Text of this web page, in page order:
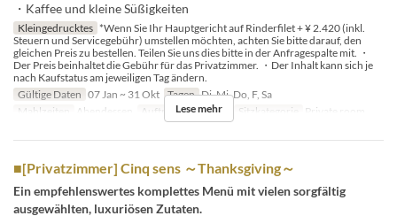
・Kaffee und kleine Süßigkeiten
Kleingedrucktes *Wenn Sie Ihr Hauptgericht auf Rinderfilet + ¥ 2.420 (inkl.
Steuern und Servicegebühr) umstellen möchten, achten Sie bitte darauf, den
gleichen Preis zu bestellen. Teilen Sie uns dies bitte in der Anfragespalte mit. ・
Der Preis beinhaltet die Gebühr für das Privatzimmer. ・Der Inhalt kann sich je
nach Kaufstatus am jeweiligen Tag ändern.
Gültige Daten 07 Jan ~ 31 Okt Tagen Di, Mi, Do, F, Sa
Mahlzeiten
Abendessen Auftragslimit 2 ~ 8 Sitzkategorie Private room
Lese mehr
■[Privatzimmer] Cinq sens ～Thanksgiving～
Ein empfehlenswertes komplettes Menü mit vielen sorgfältig
ausgewählten, luxuriösen Zutaten.